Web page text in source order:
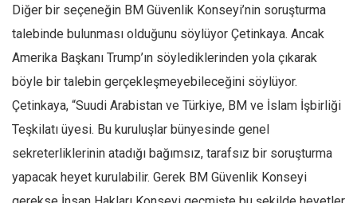
Diğer bir seçeneğin BM Güvenlik Konseyi’nin soruşturma
talebinde bulunması olduğunu söylüyor Çetinkaya. Ancak
Amerika Başkanı Trump’ın söylediklerinden yola çıkarak
böyle bir talebin gerçekleşmeyebileceğini söylüyor.
Çetinkaya, “Suudi Arabistan ve Türkiye, BM ve İslam İşbirliği
Teşkilatı üyesi. Bu kuruluşlar bünyesinde genel
sekreterliklerinin atadığı bağımsız, tarafsız bir soruşturma
yapacak heyet kurulabilir. Gerek BM Güvenlik Konseyi